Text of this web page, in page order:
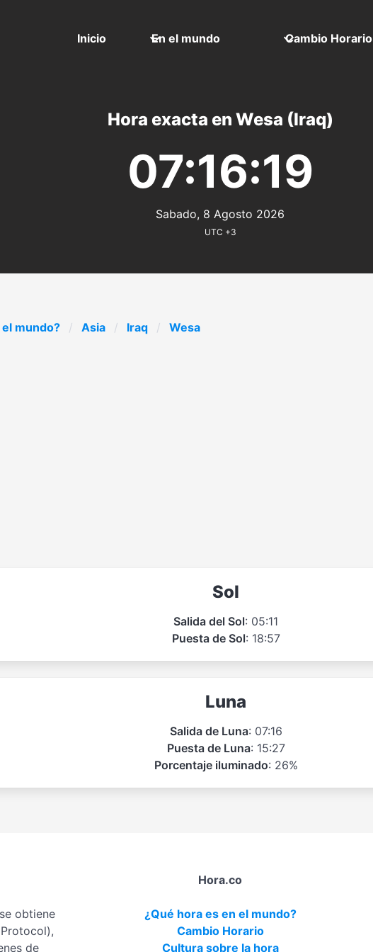
Inicio En el mundo Cambio Horario
Hora exacta en Wesa (Iraq)
07:16:19
Sabado, 8 Agosto 2026
UTC +3
mundo? Asia Iraq Wesa
Sol
Salida del Sol: 05:11
Puesta de Sol: 18:57
Luna
Salida de Luna: 07:16
Puesta de Luna: 15:27
Porcentaje iluminado: 26%
obtiene
de
Hora.co
¿Qué hora es en el mundo?
Cambio Horario
Cultura sobre la hora